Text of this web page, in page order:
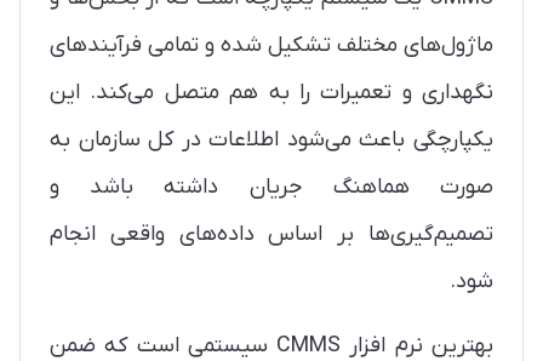
ماژول‌های مختلف تشکیل شده و تمامی فرآیندهای
نگهداری و تعمیرات را به هم متصل می‌کند. این
یکپارچگی باعث می‌شود اطلاعات در کل سازمان به
صورت هماهنگ جریان داشته باشد و
تصمیم‌گیری‌ها بر اساس داده‌های واقعی انجام
شود.
بهترین نرم افزار CMMS سیستمی است که ضمن